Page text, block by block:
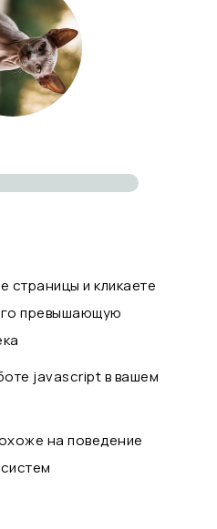
страницы и кликаете
превышающую
javascript в вашем
на поведение